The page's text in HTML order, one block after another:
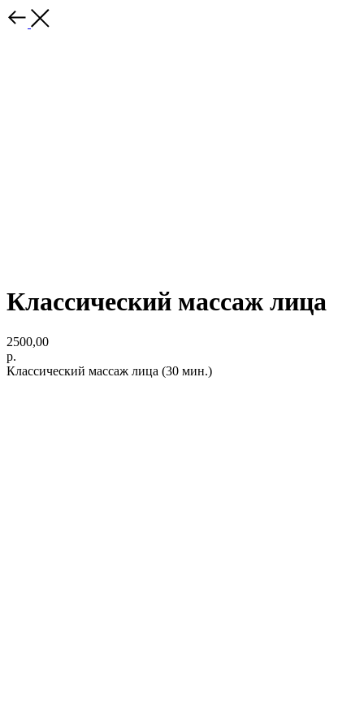
Классический массаж лица
2500,00
р.
Классический массаж лица (30 мин.)